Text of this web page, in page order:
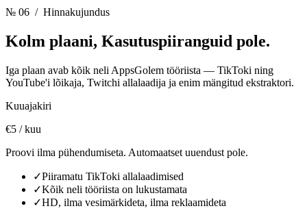
№ 06 / Hinnakujundus
Kolm plaani, Kasutuspiiranguid pole.
Iga plaan avab kõik neli AppsGolem tööriista — TikToki ning
YouTube'i lõikaja, Twitchi allalaadija ja enim mängitud ekstraktori.
Kuuajakiri
€5 / kuu
Proovi ilma pühendumiseta. Automaatset uuendust pole.
✓Piiramatu TikToki allalaadimised
✓Kõik neli tööriista on lukustamata
✓HD, ilma vesimärkideta, ilma reklaamideta